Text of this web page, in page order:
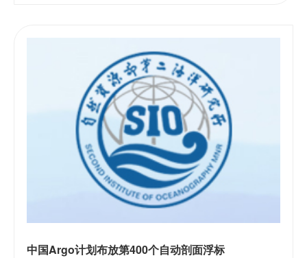
中国Argo计划布放第400个自动剖面浮标